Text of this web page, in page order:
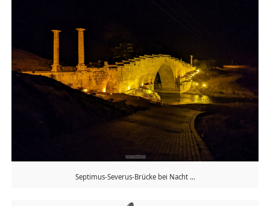
Septimus-Severus-Brücke bei Nacht …